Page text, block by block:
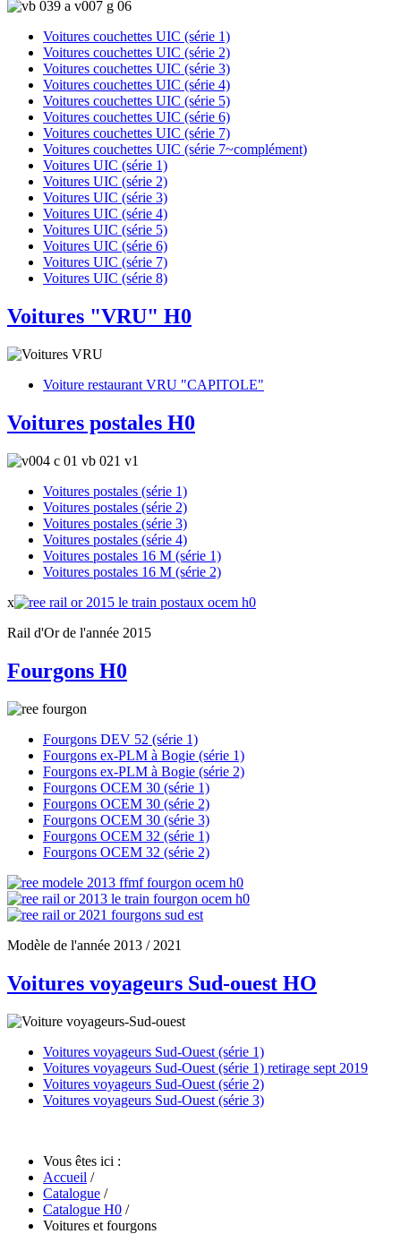
Voitures couchettes UIC (série 1)
Voitures couchettes UIC (série 2)
Voitures couchettes UIC (série 3)
Voitures couchettes UIC (série 4)
Voitures couchettes UIC (série 5)
Voitures couchettes UIC (série 6)
Voitures couchettes UIC (série 7)
Voitures couchettes UIC (série 7~complément)
Voitures UIC (série 1)
Voitures UIC (série 2)
Voitures UIC (série 3)
Voitures UIC (série 4)
Voitures UIC (série 5)
Voitures UIC (série 6)
Voitures UIC (série 7)
Voitures UIC (série 8)
Voitures "VRU" H0
Voiture restaurant VRU "CAPITOLE"
Voitures postales H0
Voitures postales (série 1)
Voitures postales (série 2)
Voitures postales (série 3)
Voitures postales (série 4)
Voitures postales 16 M (série 1)
Voitures postales 16 M (série 2)
x
Rail d'Or de l'année 2015
Fourgons H0
Fourgons DEV 52 (série 1)
Fourgons ex-PLM à Bogie (série 1)
Fourgons ex-PLM à Bogie (série 2)
Fourgons OCEM 30 (série 1)
Fourgons OCEM 30 (série 2)
Fourgons OCEM 30 (série 3)
Fourgons OCEM 32 (série 1)
Fourgons OCEM 32 (série 2)
Modèle de l'année 2013 / 2021
Voitures voyageurs Sud-ouest HO
Voitures voyageurs Sud-Ouest (série 1)
Voitures voyageurs Sud-Ouest (série 1) retirage sept 2019
Voitures voyageurs Sud-Ouest (série 2)
Voitures voyageurs Sud-Ouest (série 3)
Vous êtes ici :
Accueil /
Catalogue /
Catalogue H0 /
Voitures et fourgons